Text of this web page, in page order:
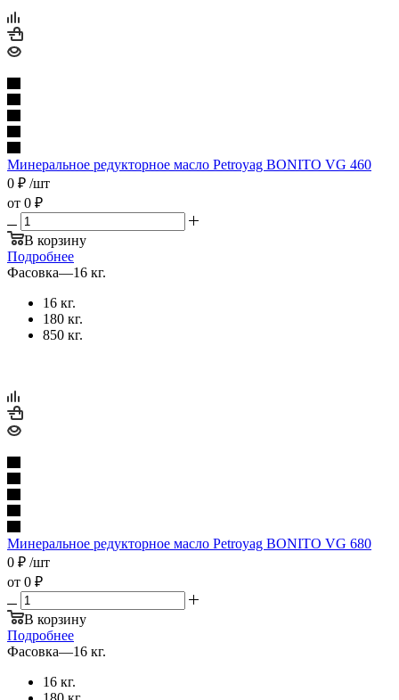
Минеральное редукторное масло Petroyag BONITO VG 460
0 ₽ /шт
от 0 ₽
В корзину
Подробнее
Фасовка—16 кг.
16 кг.
180 кг.
850 кг.
Минеральное редукторное масло Petroyag BONITO VG 680
0 ₽ /шт
от 0 ₽
В корзину
Подробнее
Фасовка—16 кг.
16 кг.